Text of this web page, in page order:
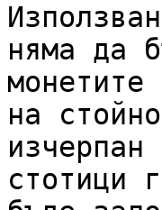
няма да
на
стотици